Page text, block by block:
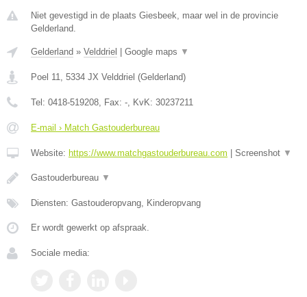
Niet gevestigd in de plaats Giesbeek, maar wel in de provincie
Gelderland.
Gelderland » Velddriel Google maps ▼
Poel 11, 5334 JX Velddriel (Gelderland)
Tel: 0418-519208, Fax: -, KvK: 30237211
E-mail › Match Gastouderbureau
Website: https://www.matchgastouderbureau.com Screenshot ▼
Gastouderbureau ▼
Diensten: Gastouderopvang, Kinderopvang
Er wordt gewerkt op afspraak.
Sociale media: